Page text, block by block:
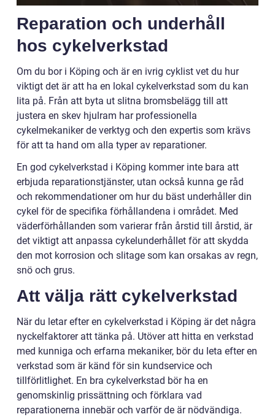
Reparation och underhåll
hos cykelverkstad
Om du bor i Köping och är en ivrig cyklist vet du hur
viktigt det är att ha en lokal cykelverkstad som du kan
lita på. Från att byta ut slitna bromsbelägg till att
justera en skev hjulram har professionella
cykelmekaniker de verktyg och den expertis som krävs
för att ta hand om alla typer av reparationer.
En god cykelverkstad i Köping kommer inte bara att
erbjuda reparationstjänster, utan också kunna ge råd
och rekommendationer om hur du bäst underhåller din
cykel för de specifika förhållandena i området. Med
väderförhållanden som varierar från årstid till årstid, är
det viktigt att anpassa cykelunderhållet för att skydda
den mot korrosion och slitage som kan orsakas av regn,
snö och grus.
Att välja rätt cykelverkstad
När du letar efter en cykelverkstad i Köping är det några
nyckelfaktorer att tänka på. Utöver att hitta en verkstad
med kunniga och erfarna mekaniker, bör du leta efter en
verkstad som är känd för sin kundservice och
tillförlitlighet. En bra cykelverkstad bör ha en
genomskinlig prissättning och förklara vad
reparationerna innebär och varför de är nödvändiga.